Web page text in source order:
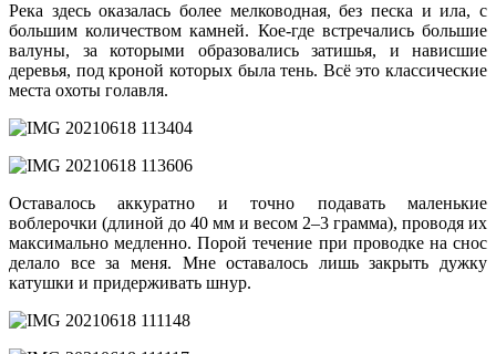
Река здесь оказалась более мелководная, без песка и ила, с
большим количеством камней. Кое-где встречались большие
валуны, за которыми образовались затишья, и нависшие
деревья, под кроной которых была тень. Всё это классические
места охоты голавля.
Оставалось аккуратно и точно подавать маленькие
воблерочки (длиной до 40 мм и весом 2–3 грамма), проводя их
максимально медленно. Порой течение при проводке на снос
делало все за меня. Мне оставалось лишь закрыть дужку
катушки и придерживать шнур.